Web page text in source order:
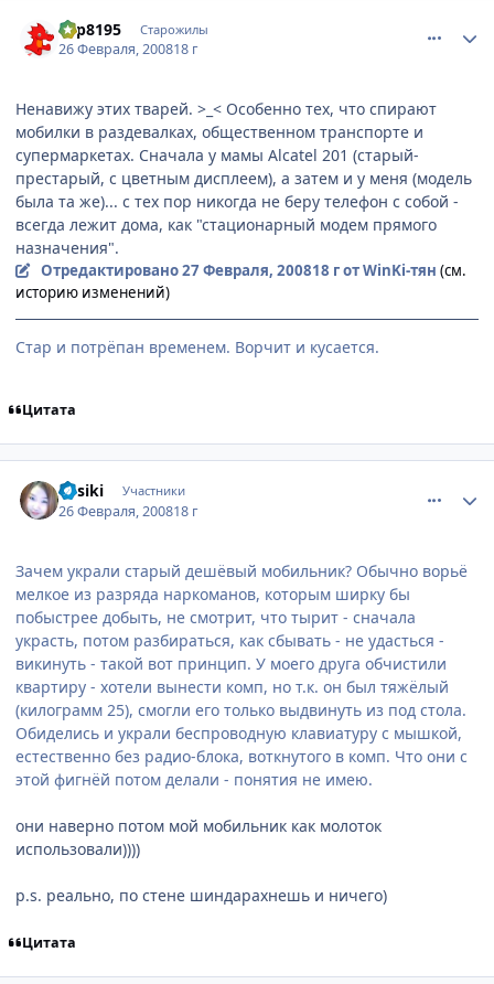
dsp8195 Старожилы
26 Февраля, 200818 г
Ненавижу этих тварей. >_< Особенно тех, что спирают
мобилки в раздевалках, общественном транспорте и
супермаркетах. Сначала у мамы Alcatel 201 (старый-
престарый, с цветным дисплеем), а затем и у меня (модель
была та же)... с тех пор никогда не беру телефон с собой -
всегда лежит дома, как "стационарный модем прямого
назначения".
Отредактировано27 Февраля, 200818 гот WinKi-тян (см.
историю изменений)
Стар и потрёпан временем. Ворчит и кусается.
Цитата
Yosiki Участники
26 Февраля, 200818 г
Зачем украли старый дешёвый мобильник? Обычно ворьё
мелкое из разряда наркоманов, которым ширку бы
побыстрее добыть, не смотрит, что тырит - сначала
украсть, потом разбираться, как сбывать - не удасться -
викинуть - такой вот принцип. У моего друга обчистили
квартиру - хотели вынести комп, но т.к. он был тяжёлый
(килограмм 25), смогли его только выдвинуть из под стола.
Обиделись и украли беспроводную клавиатуру с мышкой,
естественно без радио-блока, воткнутого в комп. Что они с
этой фигнёй потом делали - понятия не имею.
они наверно потом мой мобильник как молоток
использовали))))
p.s. реально, по стене шиндарахнешь и ничего)
Цитата